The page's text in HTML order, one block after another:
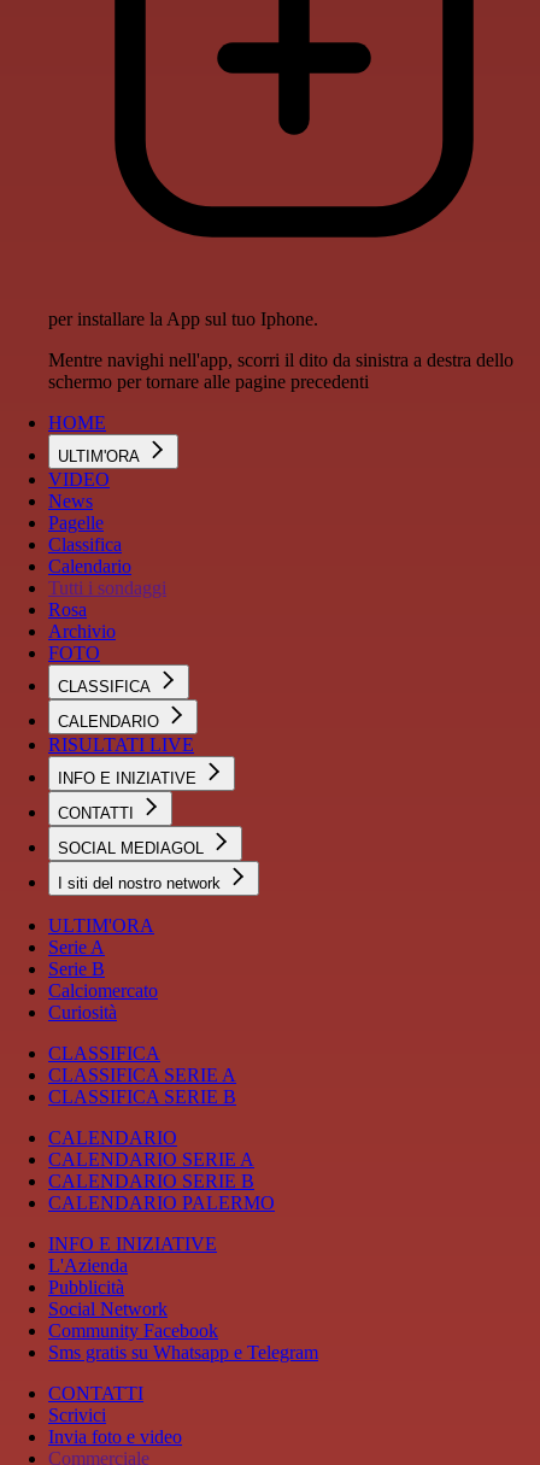
per installare la App sul tuo Iphone.
Mentre navighi nell'app, scorri il dito da sinistra a destra dello
schermo per tornare alle pagine precedenti
HOME
ULTIM'ORA
VIDEO
News
Pagelle
Classifica
Calendario
Tutti i sondaggi
Rosa
Archivio
FOTO
CLASSIFICA
CALENDARIO
RISULTATI LIVE
INFO E INIZIATIVE
CONTATTI
SOCIAL MEDIAGOL
I siti del nostro network
ULTIM'ORA
Serie A
Serie B
Calciomercato
Curiosità
CLASSIFICA
CLASSIFICA SERIE A
CLASSIFICA SERIE B
CALENDARIO
CALENDARIO SERIE A
CALENDARIO SERIE B
CALENDARIO PALERMO
INFO E INIZIATIVE
L'Azienda
Pubblicità
Social Network
Community Facebook
Sms gratis su Whatsapp e Telegram
CONTATTI
Scrivici
Invia foto e video
Commerciale